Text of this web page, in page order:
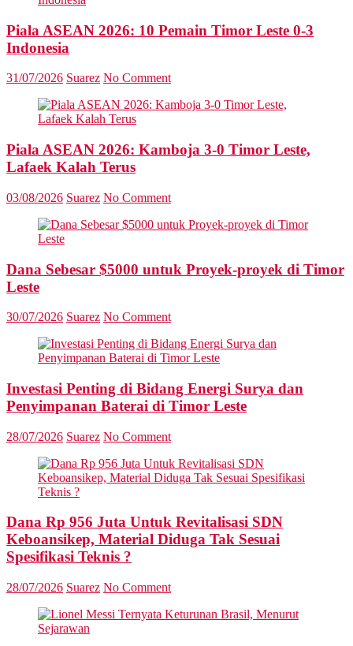
Piala ASEAN 2026: 10 Pemain Timor Leste 0-3
Indonesia
31/07/2026 Suarez No Comment
Piala ASEAN 2026: Kamboja 3-0 Timor Leste,
Lafaek Kalah Terus
03/08/2026 Suarez No Comment
Dana Sebesar $5000 untuk Proyek-proyek di Timor
Leste
30/07/2026 Suarez No Comment
Investasi Penting di Bidang Energi Surya dan
Penyimpanan Baterai di Timor Leste
28/07/2026 Suarez No Comment
Dana Rp 956 Juta Untuk Revitalisasi SDN
Keboansikep, Material Diduga Tak Sesuai
Spesifikasi Teknis ?
28/07/2026 Suarez No Comment